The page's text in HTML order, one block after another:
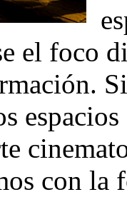
el foco
con la